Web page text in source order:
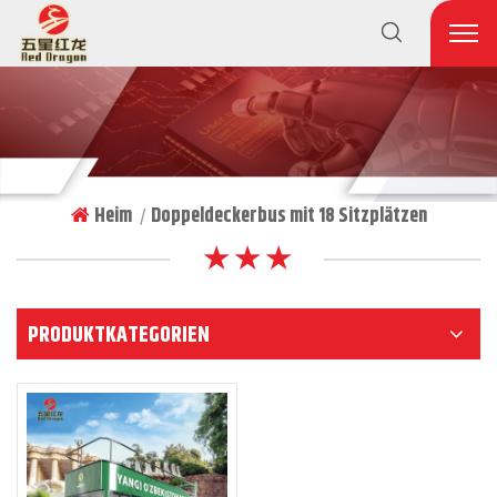
Heim | Doppeldeckerbus mit 18 Sitzplätzen
★ ★ ★
PRODUKTKATEGORIEN